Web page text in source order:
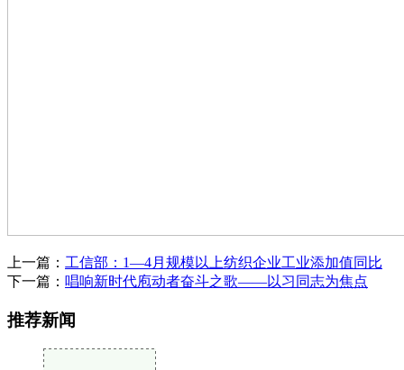
上一篇： 工信部：1—4月规模以上纺织企业工业添加值同比
下一篇： 唱响新时代庖动者奋斗之歌——以习同志为焦点
推荐新闻